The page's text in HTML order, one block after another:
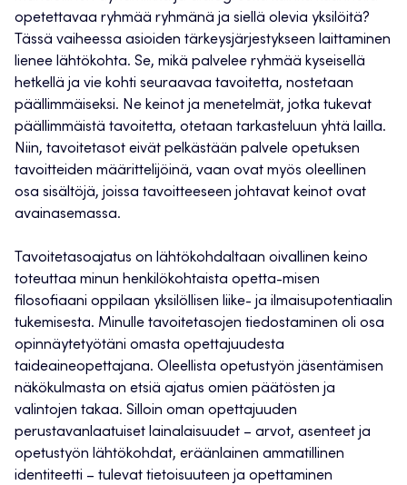
opetettavaa ryhmää ryhmänä ja siellä olevia yksilöitä?
Tässä vaiheessa asioiden tärkeysjärjestykseen laittaminen
lienee lähtökohta. Se, mikä palvelee ryhmää kyseisellä
hetkellä ja vie kohti seuraavaa tavoitetta, nostetaan
päällimmäiseksi. Ne keinot ja menetelmät, jotka tukevat
päällimmäistä tavoitetta, otetaan tarkasteluun yhtä lailla.
Niin, tavoitetasot eivät pelkästään palvele opetuksen
tavoitteiden määrittelijöinä, vaan ovat myös oleellinen
osa sisältöjä, joissa tavoitteeseen johtavat keinot ovat
avainasemassa.
Tavoitetasoajatus on lähtökohdaltaan oivallinen keino
toteuttaa minun henkilökohtaista opetta-misen
filosofiaani oppilaan yksilöllisen liike- ja ilmaisupotentiaalin
tukemisesta. Minulle tavoitetasojen tiedostaminen oli osa
opinnäytetyötäni omasta opettajuudesta
taideaineopettajana. Oleellista opetustyön jäsentämisen
näkökulmasta on etsiä ajatus omien päätösten ja
valintojen takaa. Silloin oman opettajuuden
perustavanlaatuiset lainalaisuudet – arvot, asenteet ja
opetustyön lähtökohdat, eräänlainen ammatillinen
identiteetti – tulevat tietoisuuteen ja opettaminen